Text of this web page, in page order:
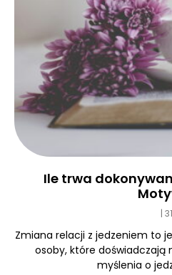
Ile trwa
Zmiana relacji z jedzeniem to
osoby, które doświadczają
myślenia o